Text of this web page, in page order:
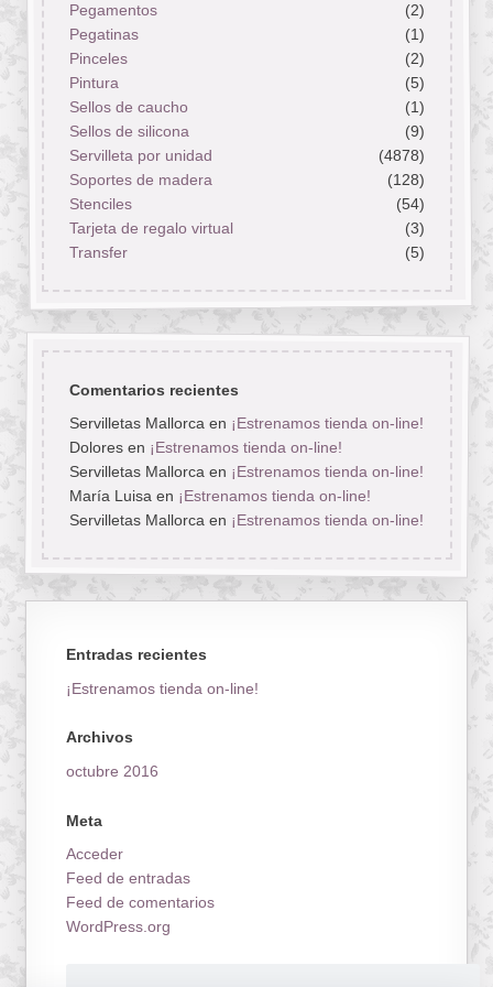
Pegamentos
(2)
Pegatinas
(1)
Pinceles
(2)
Pintura
(5)
Sellos de caucho
(1)
Sellos de silicona
(9)
Servilleta por unidad
(4878)
Soportes de madera
(128)
Stenciles
(54)
Tarjeta de regalo virtual
(3)
Transfer
(5)
Comentarios recientes
Servilletas Mallorca en ¡Estrenamos tienda on-line!
Doloresen ¡Estrenamos tienda on-line!
Servilletas Mallorca en ¡Estrenamos tienda on-line!
María Luisa en ¡Estrenamos tienda on-line!
Servilletas Mallorca en ¡Estrenamos tienda on-line!
Entradas recientes
¡Estrenamos tienda on-line!
Archivos
octubre 2016
Meta
Acceder
Feed de entradas
Feed de comentarios
WordPress.org